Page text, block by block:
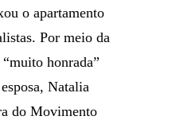
o apartamento
Por meio da
“muito honrada”
Natalia
do Movimento